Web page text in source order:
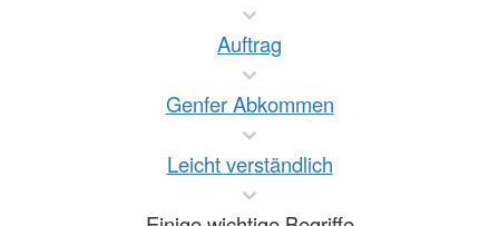
Auftrag
Genfer Abkommen
Leicht verständlich